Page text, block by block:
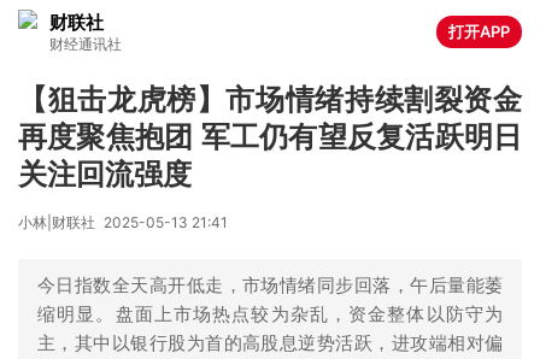
财联社
财经通讯社
打开APP
【狙击龙虎榜】市场情绪持续割裂资金
再度聚焦抱团 军工仍有望反复活跃明日
关注回流强度
小林|财联社 2025-05-13 21:41
今日指数全天高开低走，市场情绪同步回落，午后量能萎
缩明显。盘面上市场热点较为杂乱，资金整体以防守为
主，其中以银行股为首的高股息逆势活跃，进攻端相对偏